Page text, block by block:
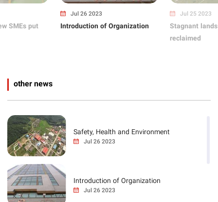
Jul 26 2023
Introduction of Organization
SMEs put
Jul 25 2023
Stagnant
reclaimed
other news
Safety, Health and Environment
Jul 26 2023
Introduction of Organization
Jul 26 2023